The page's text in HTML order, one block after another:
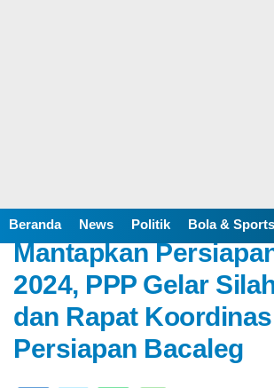
Beranda News Politik Bola & Sports
Rabu, 19 April 2023 - 14:12 WIB
Mantapkan
2024, PPP Gelar
dan Rapat
Persiapan Bacaleg